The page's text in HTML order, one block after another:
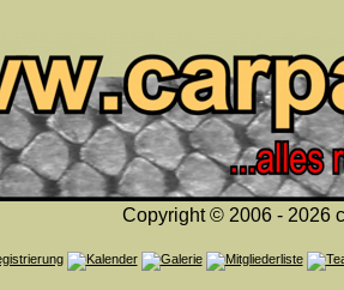
Copyright © 2006 - 2026